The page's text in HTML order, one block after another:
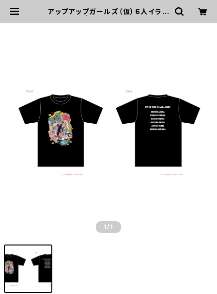
アップアップガールズ（仮）６人イラス
1 /1